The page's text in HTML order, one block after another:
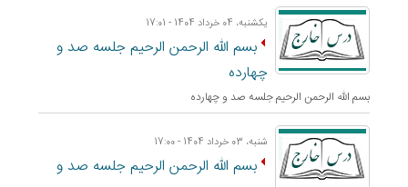
یکشنبه، 04 خرداد 1404 - 17:01
بسم الله الرحمن الرحيم جلسه صد و
چهارده
بسم الله الرحمن الرحيم جلسه صد و چهارده
شنبه، 03 خرداد 1404 - 17:00
بسم الله الرحمن الرحيم جلسه صد و